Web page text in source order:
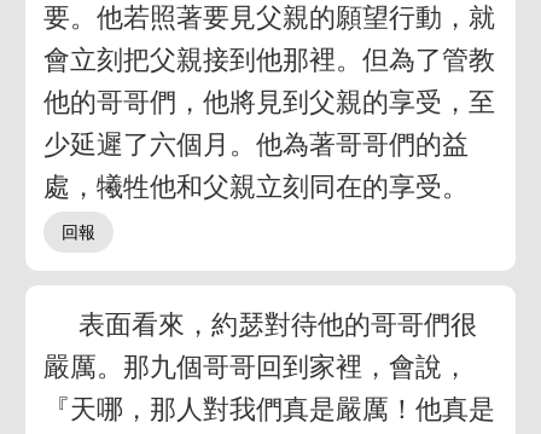
要。他若照著要見父親的願望行動，就
會立刻把父親接到他那裡。但為了管教
他的哥哥們，他將見到父親的享受，至
少延遲了六個月。他為著哥哥們的益
處，犧牲他和父親立刻同在的享受。
表面看來，約瑟對待他的哥哥們很
嚴厲。那九個哥哥回到家裡，會說，
『天哪，那人對我們真是嚴厲！他真是